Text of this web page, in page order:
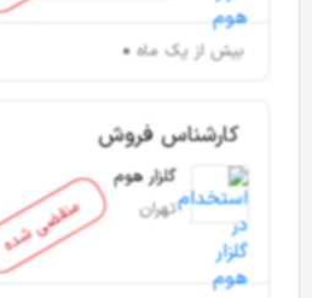
بیش از یک ماه
منقضی شده
کارشناس فروش
گلزار هوم
تهران